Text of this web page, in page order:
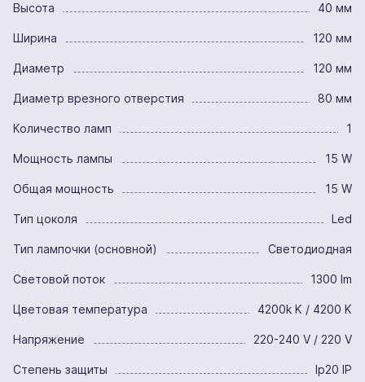
Высота 40 мм
Ширина 120 мм
Диаметр 120 мм
Диаметр врезного отверстия 80 мм
Количество ламп 1
Мощность лампы 15 W
Общая мощность 15 W
Тип цоколя Led
Тип лампочки (основной) Светодиодная
Световой поток 1300 lm
Цветовая температура 4200k K / 4200 K
Напряжение 220-240 V / 220 V
Степень защиты Ip20 IP